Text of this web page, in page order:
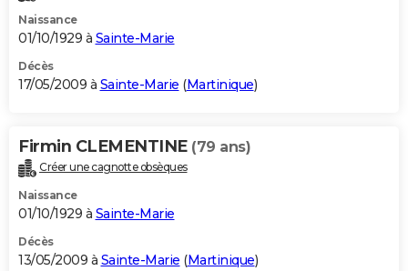
Naissance
01/10/1929 à Sainte-Marie
Décès
17/05/2009 à Sainte-Marie (Martinique)
Firmin CLEMENTINE (79 ans)
Créer une cagnotte obsèques
Naissance
01/10/1929 à Sainte-Marie
Décès
13/05/2009 à Sainte-Marie (Martinique)